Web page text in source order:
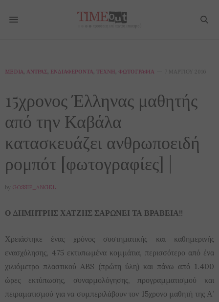
MEDIA, ΆΝΤΡΑΣ, ΕΝΔΙΑΦΈΡΟΝΤΑ, ΤΈΧΝΗ, ΦΩΤΟΓΡΑΦΊΑ 7 ΜΑΡΤΊΟΥ 2016
15χρονος Έλληνας μαθητής
από την Καβάλα
κατασκευάζει ανθρωποειδή
ρομπότ [φωτογραφίες] |
by GOSSIP_ANGEL
Ο ΔΗΜΗΤΡΗΣ ΧΑΤΖΗΣ ΣΑΡΩΝΕΙ ΤΑ ΒΡΑΒΕΙΑ!!
Χρειάστηκε ένας χρόνος συστηματικής και καθημερινής
ενασχόλησης, 475 εκτυπωμένα κομμάτια, περισσότερο από ένα
χιλιόμετρο πλαστικού ABS (πρώτη ύλη) και πάνω από 1.400
ώρες εκτύπωσης, συναρμολόγησης, προγραμματισμού και
πειραματισμού για να συμπεριλάβουν τον 15χρονο μαθητή της Α’